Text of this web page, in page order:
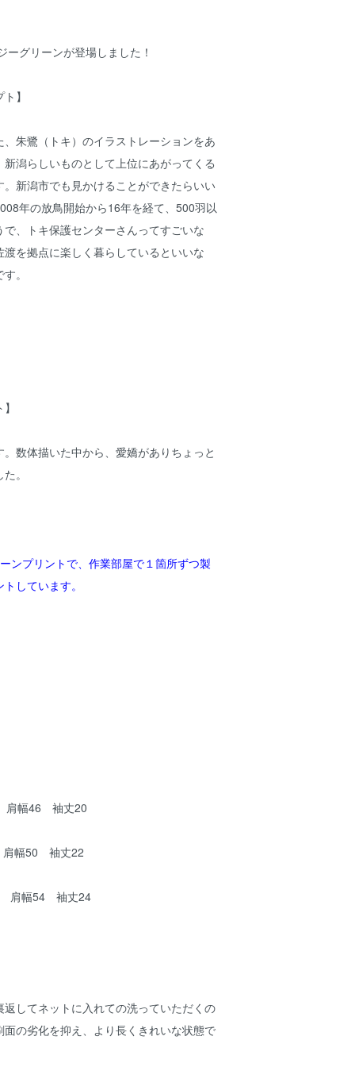
ーグリーンが登場しました！
】
、朱鷺（トキ）のイラストレーションをあ
新潟らしいものとして上位にあがってくる
新潟市でも見かけることができたらいい
年の放鳥開始から16年を経て、500羽以
、トキ保護センターさんってすごいな
渡を拠点に楽しく暮らしているといいな
。
数体描いた中から、愛嬌がありちょっと
。
ンプリントで、作業部屋で１箇所ずつ製
しています。
幅46 袖丈20
幅50 袖丈22
肩幅54 袖丈24
返してネットに入れての洗っていただくの
の劣化を抑え、より長くきれいな状態で